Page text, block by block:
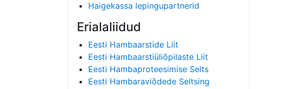
Haigekassa lepingupartnerid
Erialaliidud
Eesti Hambaarstide Liit
Eesti Hambaarstiüliõpilaste Liit
Eesti Hambaproteesimise Selts
Eesti Hambaraviõdede Seltsing